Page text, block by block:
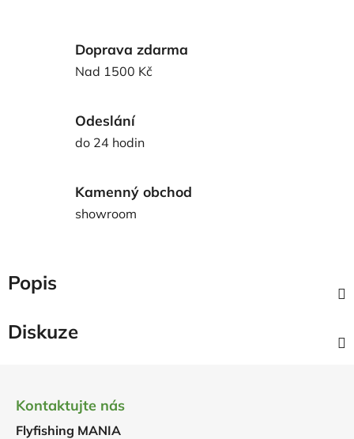
Doprava zdarma
Nad 1500 Kč
Odeslání
do 24 hodin
Kamenný obchod
showroom
Popis
Diskuze
Kontaktujte nás
Flyfishing MANIA